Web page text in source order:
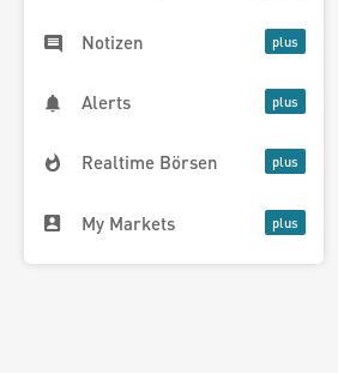
Notizen
Alerts
Realtime Börsen
My Markets